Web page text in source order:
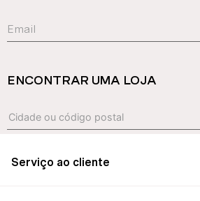
ENCONTRAR UMA LOJA
Serviço ao cliente